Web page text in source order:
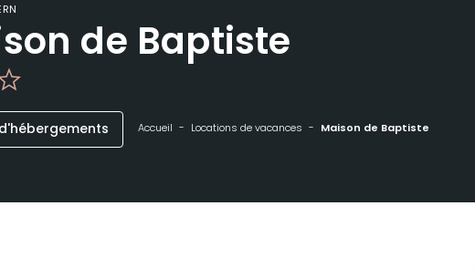
de Baptiste
Accueil Locations de vacances Maison de Baptiste